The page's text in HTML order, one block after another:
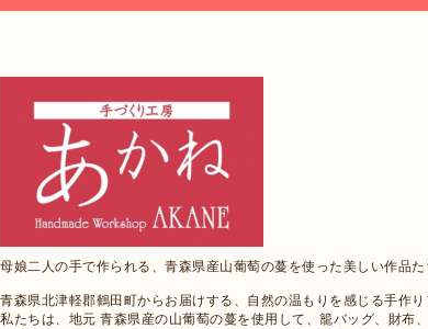
母娘二人の手で作られる、青森県産山葡萄の蔓を使った美しい作品た
青森県北津軽郡鶴田町からお届けする、自然の温もりを感じる手作り
私たちは、地元 青森県産の山葡萄の蔓を使用して、籠バッグ、財布